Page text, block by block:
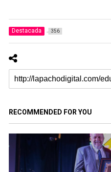
Destacada 356
RECOMMENDED FOR YOU